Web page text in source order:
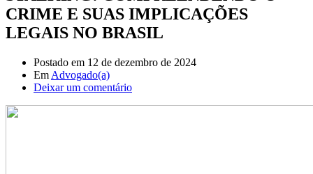
CRIME E SUAS IMPLICAÇÕES
LEGAIS NO BRASIL
Postado em 12 de dezembro de 2024
Em Advogado(a)
Deixar um comentário